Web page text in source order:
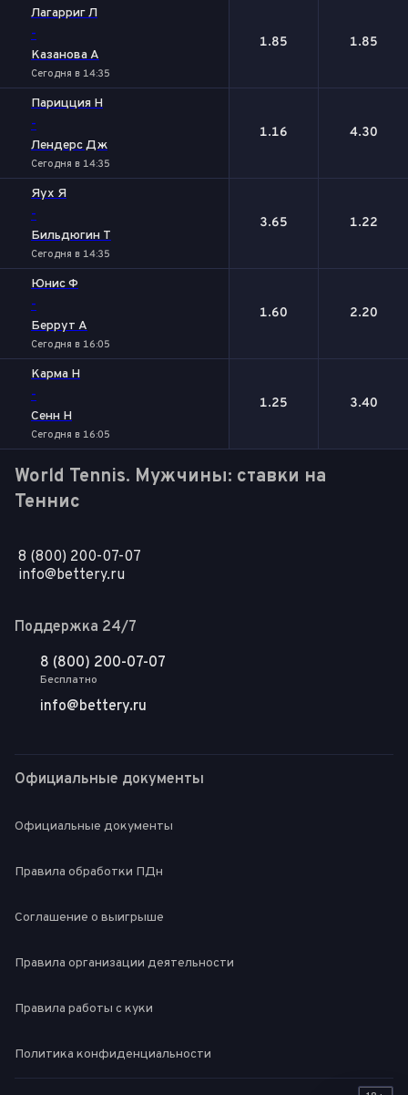
Лагарриг Л
-
Казанова А
Сегодня в 14:35
1.85 1.85
Парицция Н
-
Лендерс Дж
Сегодня в 14:35
1.16 4.30
Яух Я
-
Бильдюгин Т
Сегодня в 14:35
3.65 1.22
Юнис Ф
-
Беррут А
Сегодня в 16:05
1.60 2.20
Карма Н
-
Сенн Н
Сегодня в 16:05
1.25 3.40
World Tennis. Мужчины: ставки на
Теннис
8 (800) 200-07-07
info@bettery.ru
Поддержка 24/7
8 (800) 200-07-07
Бесплатно
info@bettery.ru
Официальные документы
Официальные документы
Правила обработки ПДн
Соглашение о выигрыше
Правила организации деятельности
Правила работы с куки
Политика конфиденциальности